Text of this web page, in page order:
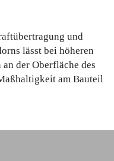
und
lässt bei höheren
der Oberfläche des
am Bauteil